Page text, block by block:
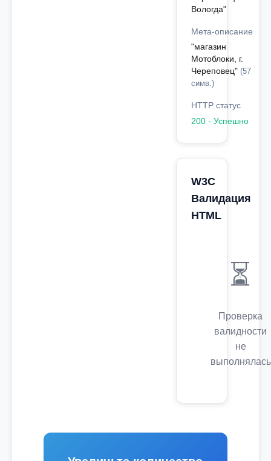
Вологда"
Мета-описание
"магазин
Мотоблоки, г.
Череповец" (57
симв.)
HTTP статус
200 - Успешно
W3C
Валидация
HTML
⏳
Проверка
валидности
не
выполнялась